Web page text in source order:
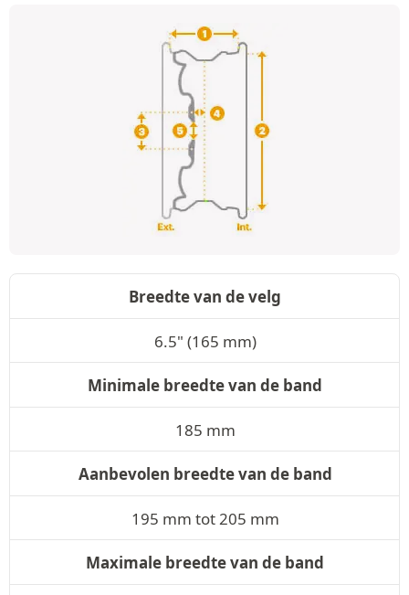
Breedte van de velg
6.5" (165 mm)
Minimale breedte van de band
185 mm
Aanbevolen breedte van de band
195 mm tot 205 mm
Maximale breedte van de band